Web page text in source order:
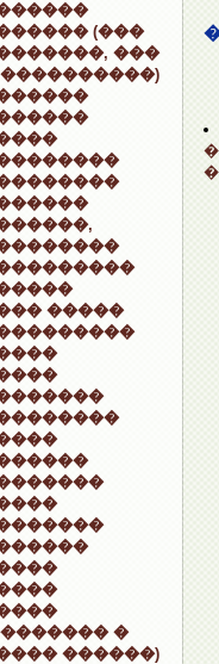
(���
���
�����
�
������)